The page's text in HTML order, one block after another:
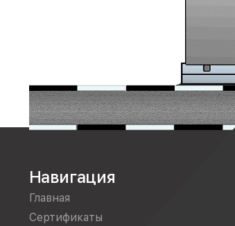
Навигация
Главная
Сертификаты